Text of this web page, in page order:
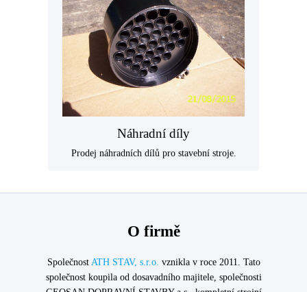
Náhradní díly
Prodej náhradních dílů pro stavební stroje.
O firmě
Společnost ATH STAV, s.r.o. vznikla v roce 2011. Tato
společnost koupila od dosavadního majitele, společnosti